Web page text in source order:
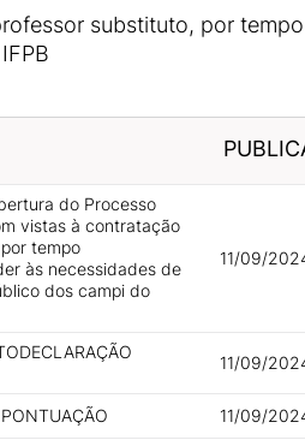
substituto, por
do Processo
vistas à contratação
tempo
às necessidades de
dos campi do
11/09/
11/09/
11/09/